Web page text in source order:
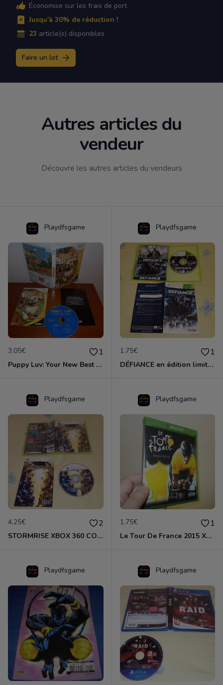
Économise sur les frais de port
Jusqu'à 30% de réduction !
23 article(s) disponibles
Faire un lot
Autres articles du
vendeur
Découvre les autres articles du vendeurs
Playdfsgame
3.05€ 1
Puppy Luv: Your New Best Friend. Jeu Wii. VF. Formule anti-crise.
Playdfsgame
1.75€ 1
DÉFIANCE en édition limitée. VF. Complet. XBOX 360. Formule anti-crise. *
Playdfsgame
4.25€ 2
STORMRISE XBOX 360 COMPLET. VF. Formule anti-crise. *
Playdfsgame
1.75€ 1
Le Tour De France 2015 Xbox One . VF. Formule anti-crise.
Playdfsgame Playdfsgame